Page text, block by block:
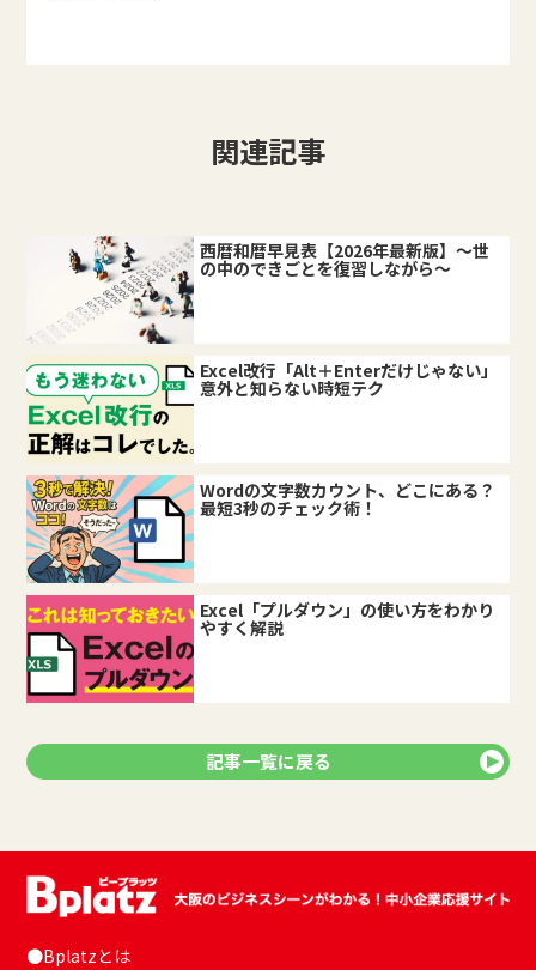
関連記事
西暦和暦早見表【2026年最新版】～世
の中のできごとを復習しながら～
Excel改行「Alt＋Enterだけじゃない」
意外と知らない時短テク
Wordの文字数カウント、どこにある？
最短3秒のチェック術！
Excel「プルダウン」の使い方をわかり
やすく解説
記事一覧に戻る
●Bplatzとは